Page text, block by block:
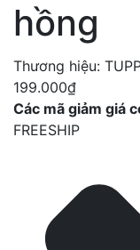
hồng
Thương hiệu:
199.000₫
Các mã giảm giá
FREESHIP